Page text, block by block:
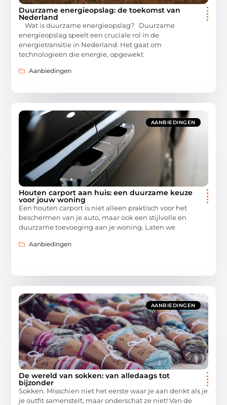
Duurzame energieopslag: de toekomst van
Nederland
Wat is duurzame energieopslag? Duurzame
energieopslag speelt een cruciale rol in de
energietransitie in Nederland. Het gaat om
technologieën die energie, opgewekt
Aanbiedingen
AANBIEDINGEN
Houten carport aan huis: een duurzame keuze
voor jouw woning
Een houten carport is niet alleen praktisch voor het
beschermen van je auto, maar ook een stijlvolle en
duurzame toevoeging aan je woning. Laten we
Aanbiedingen
AANBIEDINGEN
De wereld van sokken: van alledaags tot
bijzonder
Sokken. Misschien niet het eerste waar je aan denkt als je
je outfit samenstelt, maar onderschat ze niet! Van de